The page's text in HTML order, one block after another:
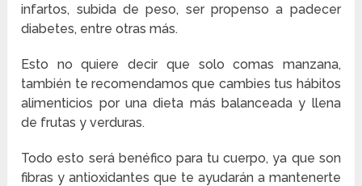
infartos, subida de peso, ser propenso a padecer
diabetes, entre otras más.
Esto no quiere decir que solo comas manzana,
también te recomendamos que cambies tus hábitos
alimenticios por una dieta más balanceada y llena
de frutas y verduras.
Todo esto será benéfico para tu cuerpo, ya que son
fibras y antioxidantes que te ayudarán a mantenerte